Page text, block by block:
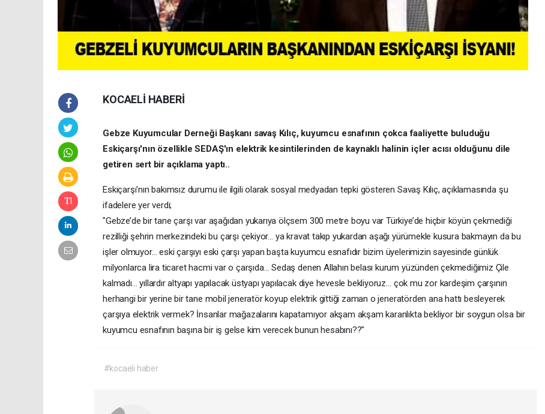
KOCAELİ HABERİ
Gebze Kuyumcular Derneği Başkanı savaş Kılıç, kuyumcu esnafının çokca faaliyette buluduğu
Eskiçarşı'nın özellikle SEDAŞ'ın elektrik kesintilerinden de kaynaklı halinin içler acısı olduğunu dile
getiren sert bir açıklama yaptı..
Eskiçarşı'nın bakımsız durumu ile ilgili olarak sosyal medyadan tepki gösteren Savaş Kılıç, açıklamasında şu
ifadelere yer verdi;
"Gebze’de bir tane çarşı var aşağıdan yukarıya ölçsem 300 metre boyu var Türkiye’de hiçbir köyün çekmediği
rezilliği şehrin merkezindeki bu çarşı çekiyor… ya kravat takıp yukardan aşağı yürümekle kusura bakmayın da bu
işler olmuyor… eski çarşıyı eski çarşı yapan başta kuyumcu esnafıdır bizim üyelerimizin sayesinde günlük
milyonlarca lira ticaret hacmi var o çarşıda… Sedaş denen Allahın belası kurum yüzünden çekmediğimiz Çile
kalmadı… yıllardır altyapı yapılacak üstyapı yapılacak diye hevesle bekliyoruz… çok mu zor kardeşim çarşının
herhangi bir yerine bir tane mobil jeneratör koyup elektrik gittiği zaman o jeneratörden ana hattı besleyerek
çarşıya elektrik vermek? İnsanlar mağazalarını kapatamıyor akşam akşam karanlıkta bekliyor bir soygun olsa bir
kuyumcu esnafının başına bir iş gelse kim verecek bunun hesabını??"
#kocaeli haber